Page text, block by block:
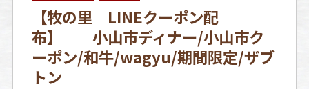
【牧の里 LINEクーポン配
布】 小山市ディナー/小山市ク
ーポン/和牛/wagyu/期間限定/ザブ
トン